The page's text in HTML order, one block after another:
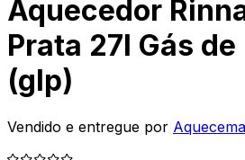
Aquecedor
Prata 27l Gás
(glp)
Vendido e entregue por